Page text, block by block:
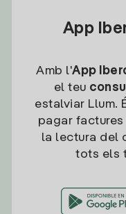
App
Amb l'App
el teu
estalviar Llum.
pagar
la lectura del
tots els